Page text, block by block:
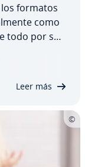
formatos
como
todo por su
título
Leer más